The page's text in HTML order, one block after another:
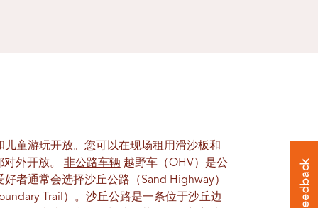
童游玩开放。您可以在现场租用滑沙板和
外开放。 非公路车辆 越野车（OHV）是公
者通常会选择沙丘公路（Sand Highway）
Trail）。沙丘公路是一条位于沙丘边